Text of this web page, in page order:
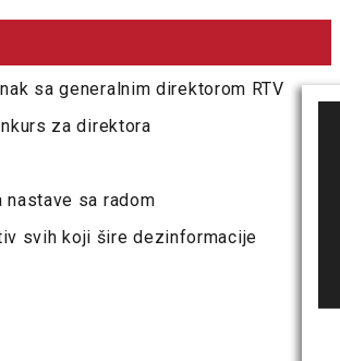
sa generalnim direktorom RTV
za direktora
nastave sa radom
svih koji šire dezinformacije